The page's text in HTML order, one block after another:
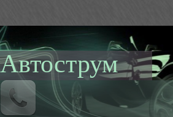
Автострум